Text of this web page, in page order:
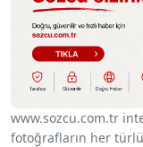
www.sozcu.com.tr
fotoğrafların her türlü